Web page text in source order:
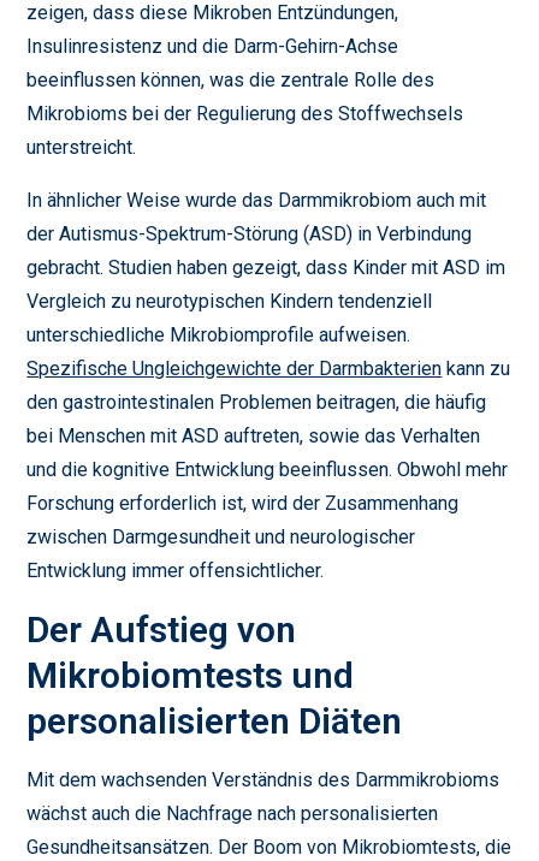
zeigen, dass diese Mikroben Entzündungen,
Insulinresistenz und die Darm-Gehirn-Achse
beeinflussen können, was die zentrale Rolle des
Mikrobioms bei der Regulierung des Stoffwechsels
unterstreicht.
In ähnlicher Weise wurde das Darmmikrobiom auch mit
der Autismus-Spektrum-Störung (ASD) in Verbindung
gebracht. Studien haben gezeigt, dass Kinder mit ASD im
Vergleich zu neurotypischen Kindern tendenziell
unterschiedliche Mikrobiomprofile aufweisen.
Spezifische Ungleichgewichte der Darmbakterien kann zu
den gastrointestinalen Problemen beitragen, die häufig
bei Menschen mit ASD auftreten, sowie das Verhalten
und die kognitive Entwicklung beeinflussen. Obwohl mehr
Forschung erforderlich ist, wird der Zusammenhang
zwischen Darmgesundheit und neurologischer
Entwicklung immer offensichtlicher.
Der Aufstieg von
Mikrobiomtests und
personalisierten Diäten
Mit dem wachsenden Verständnis des Darmmikrobioms
wächst auch die Nachfrage nach personalisierten
Gesundheitsansätzen. Der Boom von Mikrobiomtests, die